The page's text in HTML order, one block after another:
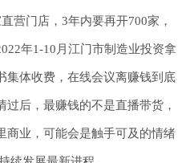
营门店，3年内要再开700家，
年1-10月江门市制造业投资拿
集体收费，在线会议离赚钱到底
后，最赚钱的不是直播带货，
商业，可能会是触手可及的情绪